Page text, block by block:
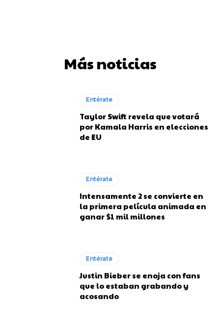
Más noticias
Entérate
Taylor Swift revela que votará
por Kamala Harris en elecciones
de EU
Entérate
Intensamente 2 se convierte en
la primera película animada en
ganar $1 mil millones
Entérate
Justin Bieber se enoja con fans
que lo estaban grabando y
acosando